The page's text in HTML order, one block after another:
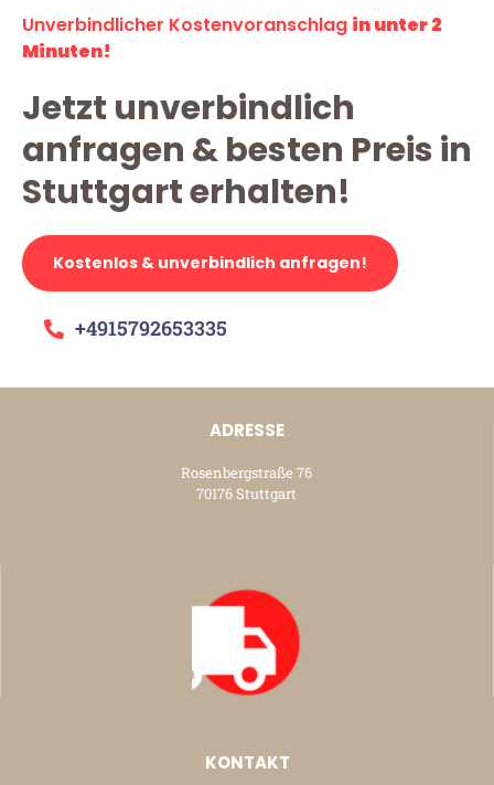
Unverbindlicher Kostenvoranschlag in unter 2
Minuten!
Jetzt unverbindlich
anfragen & besten Preis in
Stuttgart erhalten!
Kostenlos & unverbindlich anfragen!
+4915792653335
ADRESSE
Rosenbergstraße 76
70176 Stuttgart
KONTAKT